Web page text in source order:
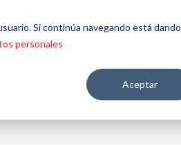
Si continúa navegando está dando
personales
Aceptar
mercados
Contáctenos